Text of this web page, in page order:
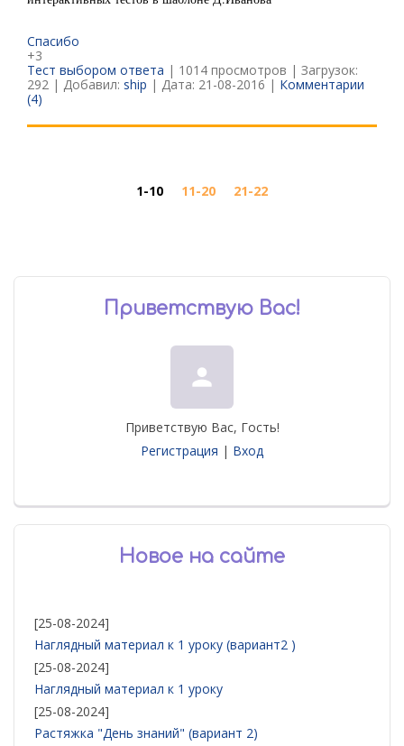
Спасибо
+3
Тест выбором ответа | 1014 просмотров | Загрузок:
292 | Добавил: ship | Дата: 21-08-2016 | Комментарии
(4)
1-10 11-20 21-22
Приветствую Вас!
person
Приветствую Вас, Гость!
Регистрация | Вход
Новое на сайте
[25-08-2024]
Наглядный материал к 1 уроку (вариант2 )
[25-08-2024]
Наглядный материал к 1 уроку
[25-08-2024]
Растяжка "День знаний" (вариант 2)